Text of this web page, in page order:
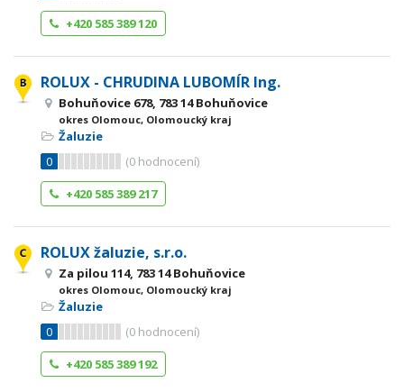
+420 585 389 120
ROLUX - CHRUDINA LUBOMÍR Ing.
Bohuňovice 678, 783 14 Bohuňovice
okres Olomouc, Olomoucký kraj
Žaluzie
0
(0 hodnocení)
+420 585 389 217
ROLUX žaluzie, s.r.o.
Za pilou 114, 783 14 Bohuňovice
okres Olomouc, Olomoucký kraj
Žaluzie
0
(0 hodnocení)
+420 585 389 192